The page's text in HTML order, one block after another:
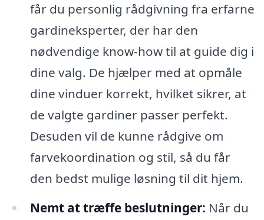
får du personlig rådgivning fra erfarne
gardineksperter, der har den
nødvendige know-how til at guide dig i
dine valg. De hjælper med at opmåle
dine vinduer korrekt, hvilket sikrer, at
de valgte gardiner passer perfekt.
Desuden vil de kunne rådgive om
farvekoordination og stil, så du får
den bedst mulige løsning til dit hjem.
Nemt at træffe beslutninger: Når du